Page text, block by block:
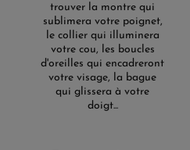
trouver la montre qui
sublimera votre poignet,
le collier qui illuminera
votre cou, les boucles
d'oreilles qui encadreront
votre visage, la bague
qui glissera à votre
doigt...